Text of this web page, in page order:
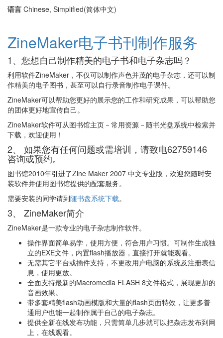
语言 Chinese, Simplified(简体中文)
ZineMaker电子书刊制作服务
1、您想自己制作精美的电子书和电子杂志吗？
利用软件ZineMaker，不仅可以制作声色并茂的电子杂志，还可以制
作精美的电子图书，甚至可以自行录音制作电子课件。
ZineMaker可以帮助您更好的展示您的工作和研究成果，可以帮助您
的团体更好地宣传自己。
ZineMaker软件可从图书馆主页－常用资源－随书光盘系统中检索并
下载，欢迎使用！
2、 如果您有任何问题或需培训，请致电62759146
咨询或预约。
图书馆2010年引进了Zine Maker 2007 中文专业版，欢迎您随时安
装软件并使用图书馆提供的配套服务。
需要安装的同学请到随书盘系统下载。
3、 ZineMaker简介
ZineMaker是一款专业的电子杂志制作软件。
操作界面简单易学，使用方便，符合用户习惯。可制作生成独
立的EXE文件，内置flash播放器，直接打开就能观看。
无需其它平台或插件支持，不更改用户电脑的系统及注册表信
息，使用更放。
全面支持最新的Macromedia FLASH 8文件格式，展现更加的
音画效果。
带多套精美flash动画模版和大量的flash页面特效，让更多普
通用户也能一起制作属于自己的电子杂志。
提供全新在线发布功能，只需简单几步就可以把杂志发布到网
上，在线观看。